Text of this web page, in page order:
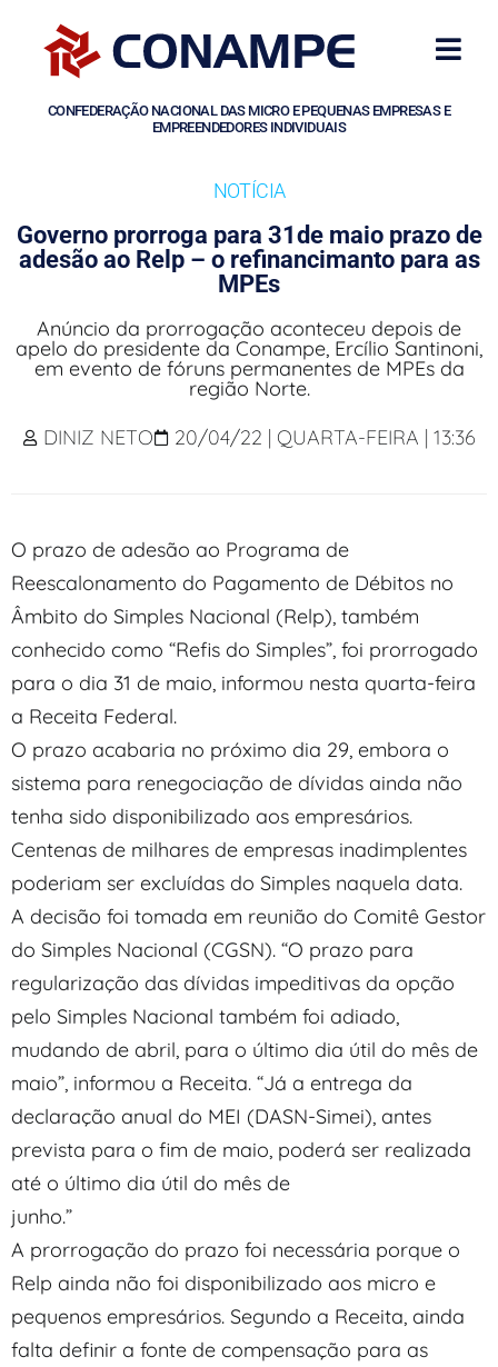
CONFEDERAÇÃO NACIONAL DAS MICRO E PEQUENAS EMPRESAS E
EMPREENDEDORES INDIVIDUAIS
NOTÍCIA
Governo prorroga para 31de maio prazo de
adesão ao Relp – o refinancimanto para as
MPEs
Anúncio da prorrogação aconteceu depois de
apelo do presidente da Conampe, Ercílio Santinoni,
em evento de fóruns permanentes de MPEs da
região Norte.
DINIZ NETO
20/04/22 | QUARTA-FEIRA | 13:36
O prazo de adesão ao Programa de
Reescalonamento do Pagamento de Débitos no
Âmbito do Simples Nacional (Relp), também
conhecido como “Refis do Simples”, foi prorrogado
para o dia 31 de maio, informou nesta quarta-feira
a Receita Federal.
O prazo acabaria no próximo dia 29, embora o
sistema para renegociação de dívidas ainda não
tenha sido disponibilizado aos empresários.
Centenas de milhares de empresas inadimplentes
poderiam ser excluídas do Simples naquela data.
A decisão foi tomada em reunião do Comitê Gestor
do Simples Nacional (CGSN). “O prazo para
regularização das dívidas impeditivas da opção
pelo Simples Nacional também foi adiado,
mudando de abril, para o último dia útil do mês de
maio”, informou a Receita. “Já a entrega da
declaração anual do MEI (DASN-Simei), antes
prevista para o fim de maio, poderá ser realizada
até o último dia útil do mês de
junho.”
A prorrogação do prazo foi necessária porque o
Relp ainda não foi disponibilizado aos micro e
pequenos empresários. Segundo a Receita, ainda
falta definir a fonte de compensação para as